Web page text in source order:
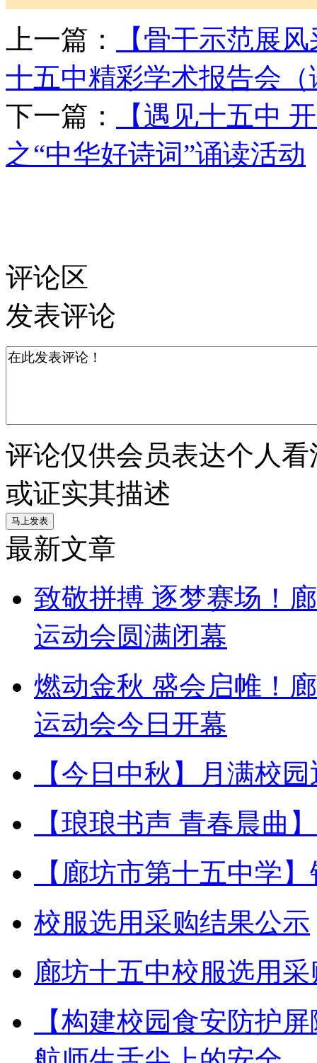
上一篇：
【骨干示范展
十五中精彩学术报告会
下一篇：
【遇见十五中
之“中华好诗词”诵读活动
评论区
发表评论
评论仅供会员表达个人
或证实其描述
最新文章
致敬拼搏 逐梦赛场！
运动会圆满闭幕
燃动金秋 盛会启帷！
运动会今日开幕
【今日中秋】月满校
【琅琅书声 青春晨曲
【廊坊市第十五中学
校服选用采购结果公示
廊坊十五中校服选用
【构建校园食安防护